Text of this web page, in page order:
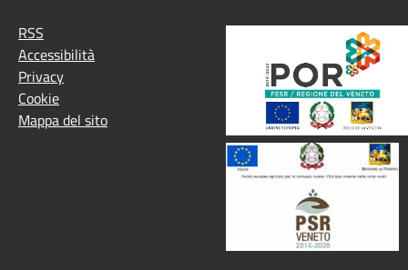
RSS
Accessibilità
Privacy
Cookie
Mappa del sito